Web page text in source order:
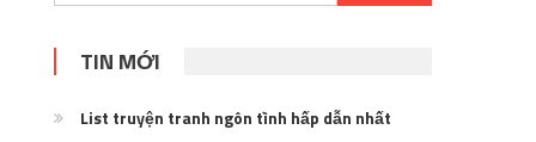
for:
TIN MỚI
List truyện tranh ngôn tình hấp dẫn nhất